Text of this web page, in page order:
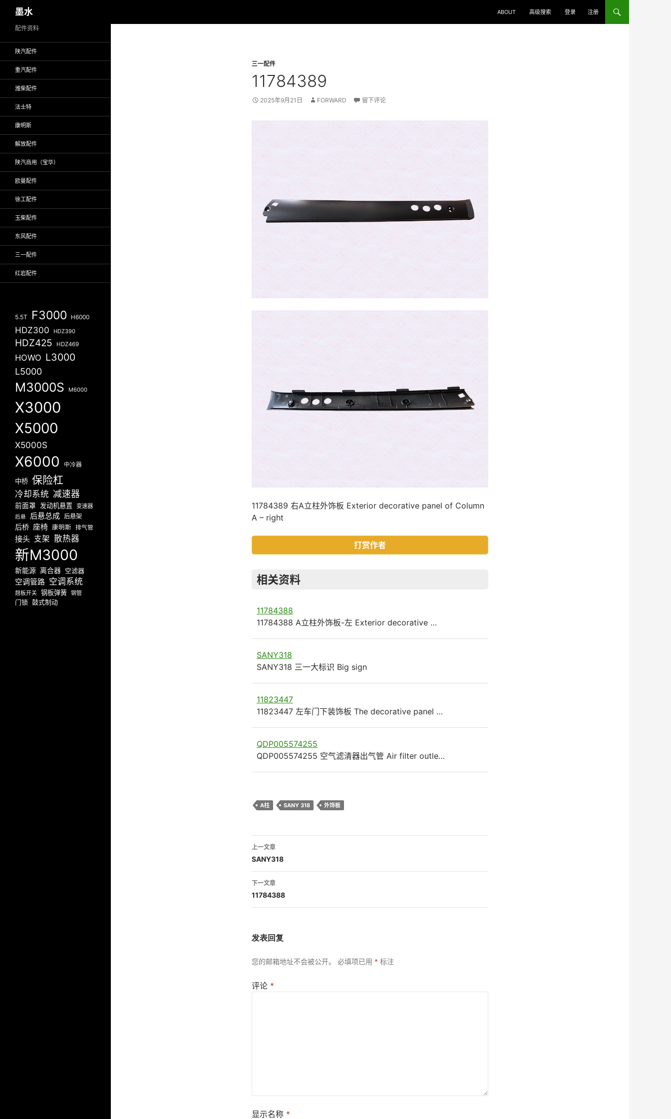
至
墨水 ABOUT 高级搜索 登录 注册
三一配件
11784389
2025年9月21日 FORWARD 留下评论
11784389 右A立柱外饰板 Exterior decorative panel of Column
A – right
打赏作者
相关资料
11784388
11784388 A立柱外饰板-左 Exterior decorative …
SANY318
SANY318 三一大标识 Big sign
11823447
11823447 左车门下装饰板 The decorative panel …
QDP005574255
QDP005574255 空气滤清器出气管 Air filter outle…
A柱 SANY 318 外饰板
文
章
导
航
上一文章
SANY318
下一文章
11784388
发表回复
您的邮箱地址不会被公开。 必填项已用 * 标注
评论 *
显示名称 *
配件资料
陕汽配件
重汽配件
潍柴配件
法士特
康明斯
解放配件
陕汽商用（宝华）
欧曼配件
徐工配件
玉柴配件
东风配件
三一配件
红岩配件
5.5T F3000 H6000
HDZ300 HDZ390
HDZ425 HDZ469
HOWO L3000
L5000
M3000S M6000
X3000
X5000
X5000S
X6000 中冷器
中桥 保险杠
冷却系统 减速器
前面罩 发动机悬置 变速器
后悬 后悬总成 后悬架
后桥 座椅 康明斯 排气管
接头 支架 散热器
新M3000
新能源 离合器 空滤器
空调管路 空调系统
翘板开关 钢板弹簧 钢管
门锁 鼓式制动